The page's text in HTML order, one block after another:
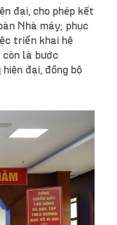
đại, cho phép kết
Nhà máy; phục
triển khai hệ
còn là bước
đại, đồng bộ